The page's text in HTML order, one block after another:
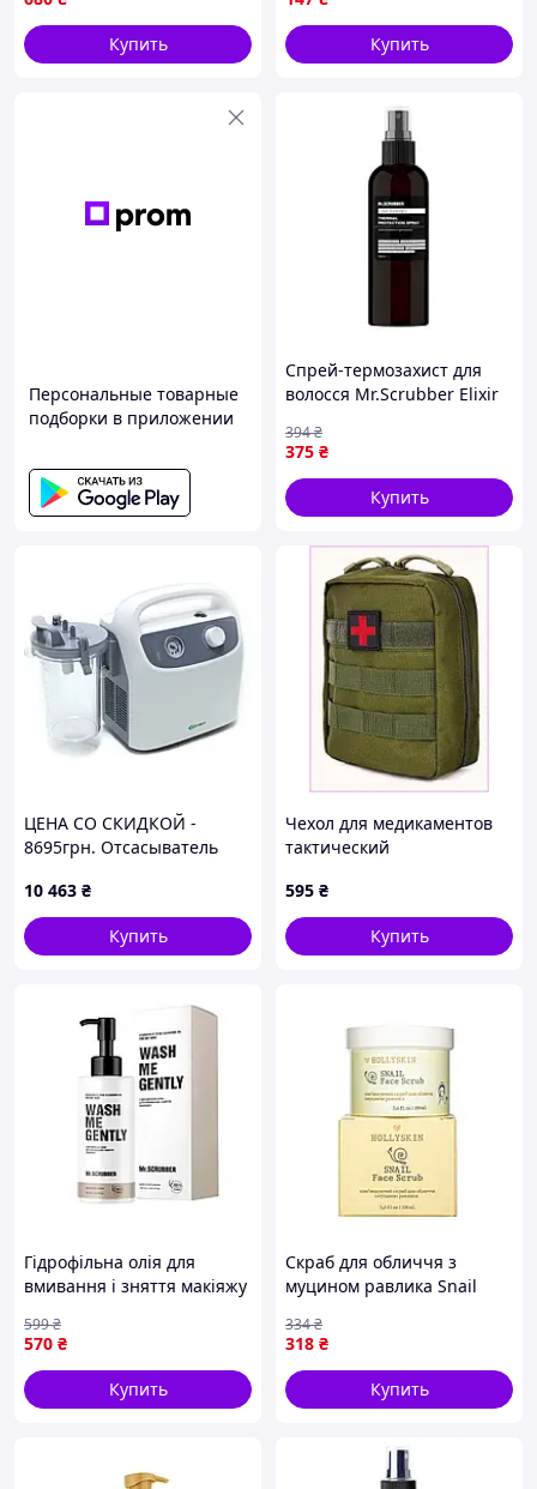
Купить
100ml
Купить
Персональные товарные
подборки в приложении
Спрей-термозахист для
волосся Mr.Scrubber Elixir
375 ₴
394₴
Купить
ЦЕНА СО СКИДКОЙ -
8695грн. Отсасыватель
модель 7Е-G1
10 463 ₴
Купить
Чехол для медикаментов
тактический
21H4M4836
595 ₴
Купить
Гідрофільна олія для
вмивання і зняття макіяжу
шкіри 150 мл
570 ₴
599₴
Купить
Скраб для обличчя з
муцином равлика Snail
318 ₴
334₴
Купить